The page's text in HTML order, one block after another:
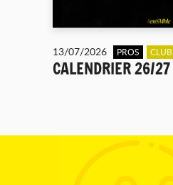
13/07/2026 PROS CLUB
CALENDRIER 26/27